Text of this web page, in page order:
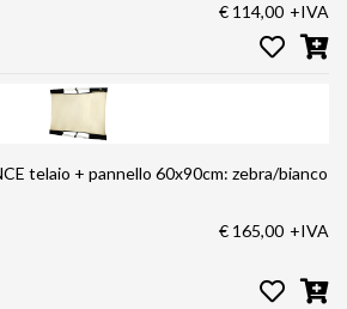
€ 114,00 +IVA
telaio + pannello 60x90cm: zebra/bianco
€ 165,00 +IVA